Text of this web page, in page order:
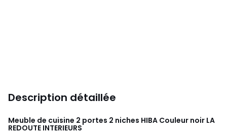
Description détaillée
Meuble de cuisine 2 portes 2 niches HIBA Couleur noir LA
REDOUTE INTERIEURS